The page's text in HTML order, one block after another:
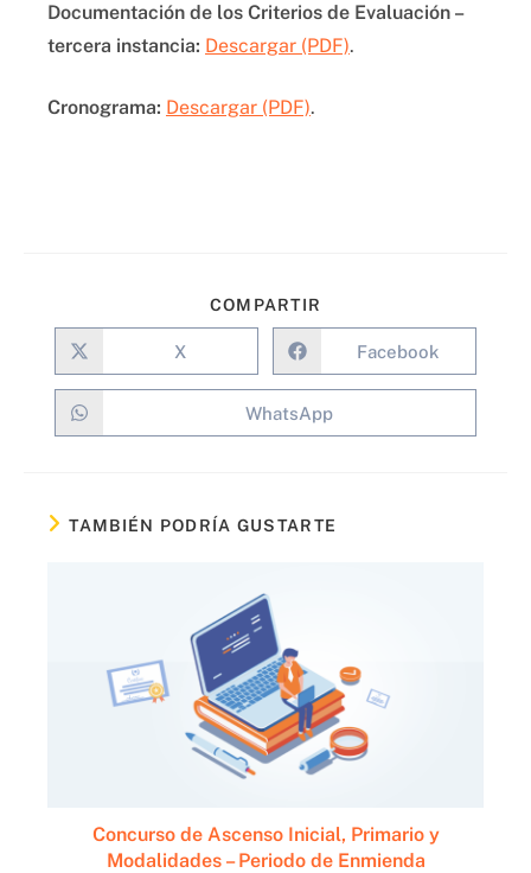
Documentación de los Criterios de Evaluación –
tercera instancia: Descargar (PDF).
Cronograma: Descargar (PDF).
COMPARTIR
X Facebook
WhatsApp
TAMBIÉN PODRÍA GUSTARTE
Concurso de Ascenso Inicial, Primario y
Modalidades – Periodo de Enmienda